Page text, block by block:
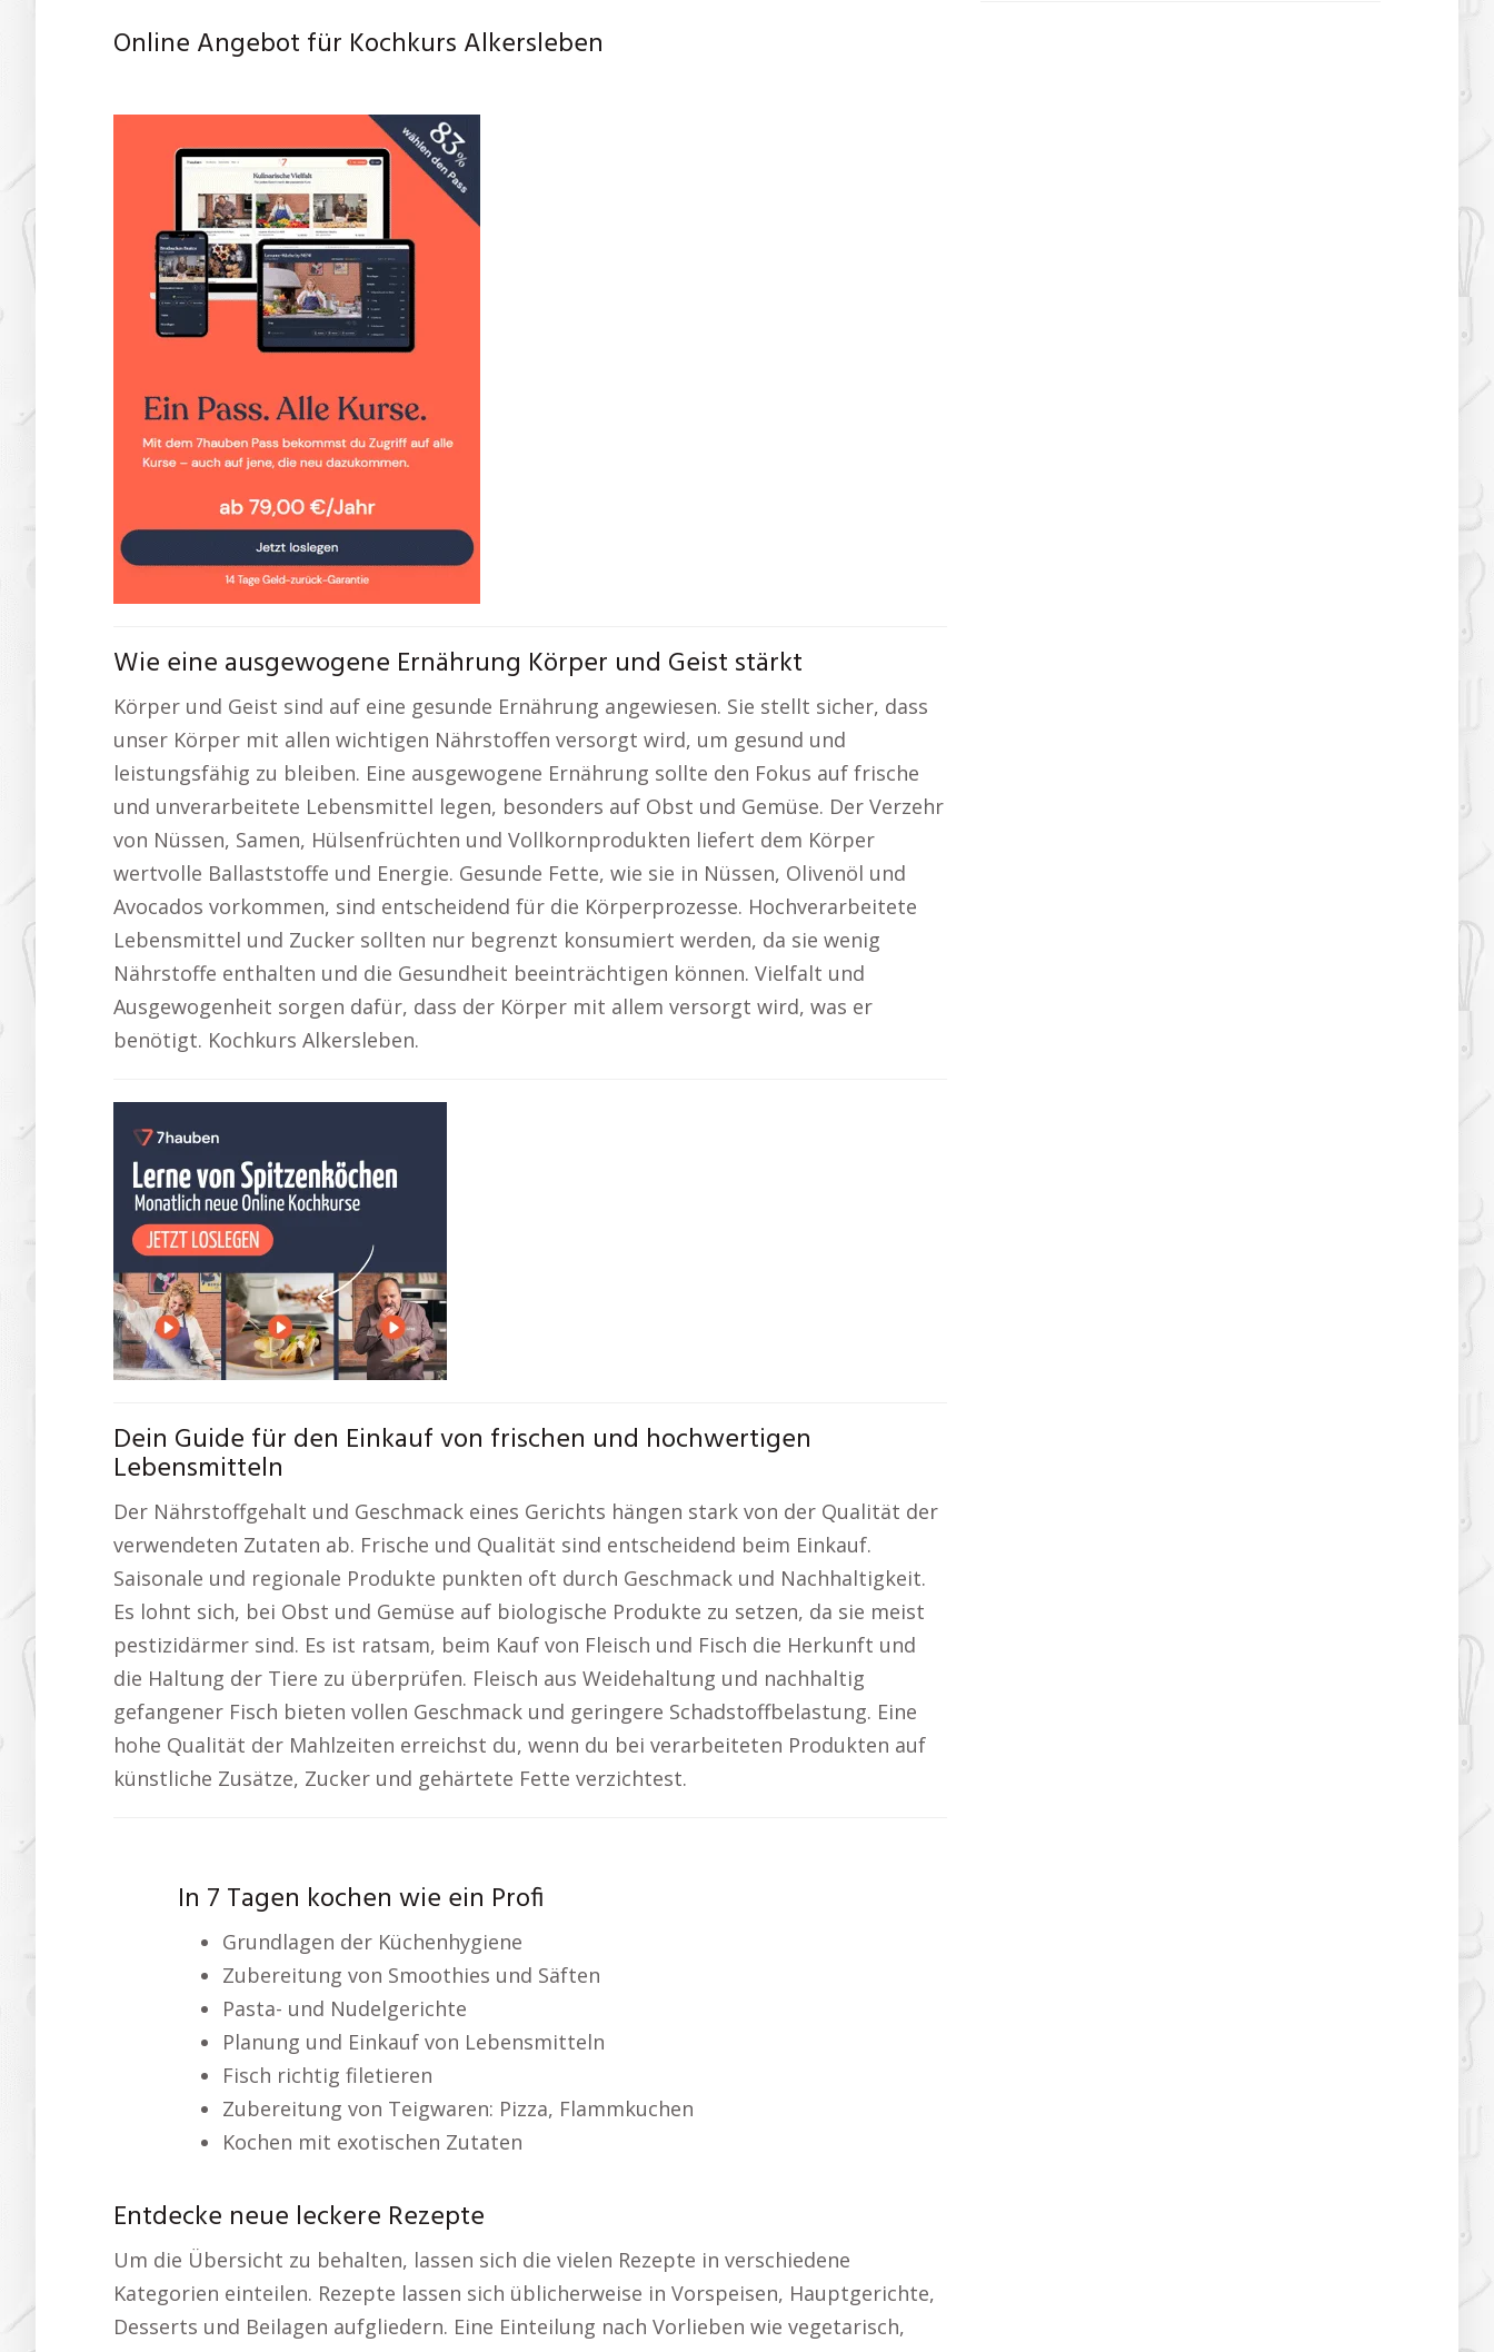
Online Angebot für Kochkurs Alkersleben
Wie eine ausgewogene Ernährung Körper und Geist stärkt
Körper und Geist sind auf eine gesunde Ernährung angewiesen. Sie stellt sicher, dass
unser Körper mit allen wichtigen Nährstoffen versorgt wird, um gesund und
leistungsfähig zu bleiben. Eine ausgewogene Ernährung sollte den Fokus auf frische
und unverarbeitete Lebensmittel legen, besonders auf Obst und Gemüse. Der Verzehr
von Nüssen, Samen, Hülsenfrüchten und Vollkornprodukten liefert dem Körper
wertvolle Ballaststoffe und Energie. Gesunde Fette, wie sie in Nüssen, Olivenöl und
Avocados vorkommen, sind entscheidend für die Körperprozesse. Hochverarbeitete
Lebensmittel und Zucker sollten nur begrenzt konsumiert werden, da sie wenig
Nährstoffe enthalten und die Gesundheit beeinträchtigen können. Vielfalt und
Ausgewogenheit sorgen dafür, dass der Körper mit allem versorgt wird, was er
benötigt. Kochkurs Alkersleben.
Dein Guide für den Einkauf von frischen und hochwertigen
Lebensmitteln
Der Nährstoffgehalt und Geschmack eines Gerichts hängen stark von der Qualität der
verwendeten Zutaten ab. Frische und Qualität sind entscheidend beim Einkauf.
Saisonale und regionale Produkte punkten oft durch Geschmack und Nachhaltigkeit.
Es lohnt sich, bei Obst und Gemüse auf biologische Produkte zu setzen, da sie meist
pestizidärmer sind. Es ist ratsam, beim Kauf von Fleisch und Fisch die Herkunft und
die Haltung der Tiere zu überprüfen. Fleisch aus Weidehaltung und nachhaltig
gefangener Fisch bieten vollen Geschmack und geringere Schadstoffbelastung. Eine
hohe Qualität der Mahlzeiten erreichst du, wenn du bei verarbeiteten Produkten auf
künstliche Zusätze, Zucker und gehärtete Fette verzichtest.
In 7 Tagen kochen wie ein Profi
Grundlagen der Küchenhygiene
Zubereitung von Smoothies und Säften
Pasta- und Nudelgerichte
Planung und Einkauf von Lebensmitteln
Fisch richtig filetieren
Zubereitung von Teigwaren: Pizza, Flammkuchen
Kochen mit exotischen Zutaten
Entdecke neue leckere Rezepte
Um die Übersicht zu behalten, lassen sich die vielen Rezepte in verschiedene
Kategorien einteilen. Rezepte lassen sich üblicherweise in Vorspeisen, Hauptgerichte,
Desserts und Beilagen aufgliedern. Eine Einteilung nach Vorlieben wie vegetarisch,